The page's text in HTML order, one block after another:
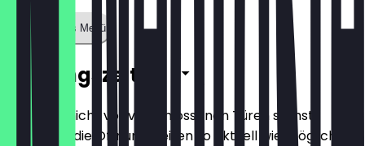
Zeige ganzes Menü
Öffnungszeiten
Damit du nicht vor verschlossenen Türen stehst,
halten wir die Öffnungszeiten so aktuell wie möglich.